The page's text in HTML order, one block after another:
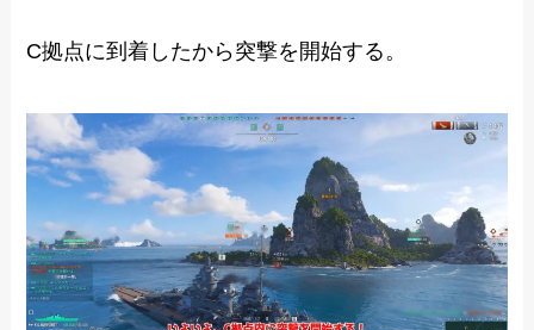
C拠点に到着したから突撃を開始する。